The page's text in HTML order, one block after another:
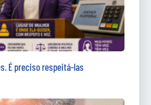
É preciso respeitá-las